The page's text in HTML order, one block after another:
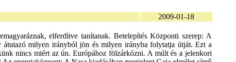
2009-01-18
eladások üteme a közeljövőben a jelenlegi tempóban folytatódik, ill. nő, abban az esetben a megmaradt magyarországi földek többsége rövid időn belül, akár néhány év alatt idegen kézbe kerülhet! A felvásárlások gőzerővel történnek. A magyar lakosság túlnyomó része még ma sem gondolta végig ennek katasztrofális következményeit! Holnap-holnapután a térképek idegen földtulajdont jelezhetnek. A térképeken a Magyarország feliratot szándékoznak eltörölni! Ne adjuk oda őseink földjét! Hatalmas árat kell fizetnünk érte! Vilder Penfild professzor: A 60-as években a kaliforniai egyetemen a Rockefeller alapítvány megbízásából kutatásokat végzett azzal a céllal, hogy az emberiség génállományában domináns géneket keressen ek. Olyanokat, amelyek a többit képesek elnyomni, vagy azok fölé emelkedni és az emberi személyiséget és képességeket meghatározni . Két ilyen gént találtak. Egyik a semita, melynek képviselői a zsidók . A másik meghatározás úgy szól, hogy legjellemzőbb képviselői a Kárpát-medencében élő, magukat magyarnak nevező népcsoport. Az egyik csoport elnyomó, a másik felemelő képességekkel rendelkezik. A magyarság soha nem volt képes más népek elnyomására. Nem volt célja, hogy leigázzon és elfoglaljon másoktól területeket, hogy kiirtson ezért egész nemzeteket (indiánok...). Nem vette el más népek földjét. A magyarság alapvető képessége és feladata más népek felemelése. A múltban ez nem jelentett problémát. A jövőben őseink útját járva, az ő példájukat kell követnünk! Betelepítés: A közelmúltban hazánkban nyilvánosságra hozott betelepítési terv és a milliós-több milliós nagyságrend valós információ. A keletről érkezőkre való hivatkozás miatt sokan, túlnyomóan csak a kínaiakra gondolnak és ez eltereli a figyelmet arról a fajról, melynek betelepítése már megkezdődött. Az 500.000 zsidó betelepítésére vonatkozó megállapodást Orbán Viktor, Medgyessy Péter, Mádl Ferenc, Hiller István, Dávid Ibolya, Áder János, Pokorni Zoltán és Kovács László Izraellel 2004. április 14-én aláírta. (A szélsőséges izraeli Likud: a Fidesz testvérpártja) Jelenleg ennek a számnak többszörözése a tényleges terv. A milliós nagyságrend erről szól. Szó nincs arról, hogy itt bárki is a magyarság 50 év múlva esedékes nyugdíjellátását akarná megoldani az újonnan betelepítettek munkájából. A 2007-es betelepülési törvény szabad utat biztosít ezeknek a bevándorlóknak. Az erdélyi magyarság mégis ki van zárva, számukra különböző előírásokkal gátolják és nehezítik a betelepedést. Népirtás: Ahhoz, hogy ma idegen népek letelepedéséhez alkalmassá váljon ez a terület, az őslakosság számát különböző megszorító intézkedésekkel, konvergencia programmal, a gazdaság, az egészségügy teljes romba döntésével csökkenteni kell . A hiányt a betelepítendő idegenek fiatal generációjával szándékoznak feltölteni. Horn Gyula és a jelenlegi kormány is nyilvánosan kijelentette, hogy a Kárpát-medencében túl sok a 10 millió magyar. Senki ne ringassa magát abban a tévhitben, hogy az Unió majd megvéd minket. "Olyan szekeret tolunk, mely minket akar elgázolni!" Simon Peresz: Izraeli miniszterelnök 2007. október 10-én a Telavivi Hilton szállóban egy kereskedelmi összejövetelen kijelentette: Mára az izraeli gazdaság olyan hatalmas eredményeket ért el, hogy az izraeliek többek között fölvásárolják Magyarországot. Tervek: Az elkövetkező 15-20 évben több millió zsidó továbbá kínaiak be